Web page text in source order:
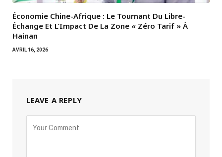
Économie Chine-Afrique : Le Tournant Du Libre-
Échange Et L’Impact De La Zone « Zéro Tarif » À
Hainan
AVRIL 16, 2026
LEAVE A REPLY